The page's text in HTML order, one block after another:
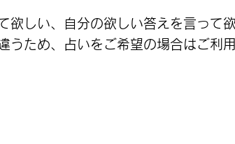
欲しい、自分の欲しい答えを言って
うため、占いをご希望の場合はご利